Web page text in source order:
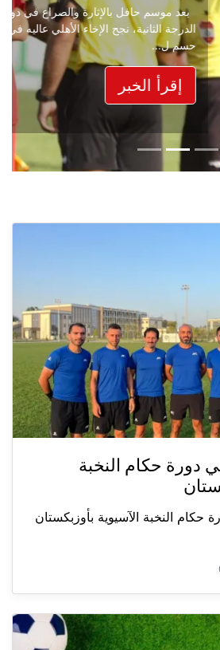
بالإثارة والصراع في دوري
نجح الإخاء الأهلي عاليه في
دورة حكام النخبة
حكام النخبة الآسيوية بأوزبكستان